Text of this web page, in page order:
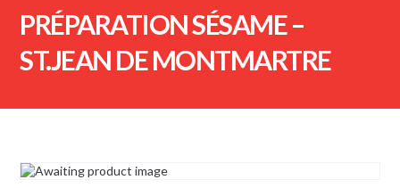
PRÉPARATION SÉSAME –
ST.JEAN DE MONTMARTRE